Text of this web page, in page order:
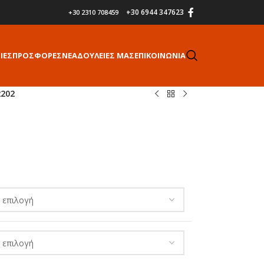
+30 2310 708459 +30 6944 347623
ΠΡΟΣΦΟΡΕΣΝΕΑΔΟΥΛΕΙΕΣ ΜΑΣΕΠΙΚΟΙΝΩΝΙΑ